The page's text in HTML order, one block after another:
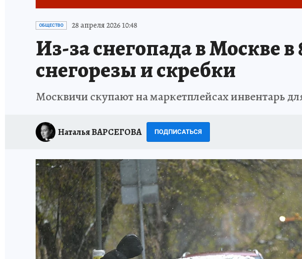
ИСПЫТАНО НА СЕБЕ
ОБЩЕСТВО 28 апреля 2026 10:48
Из-за снегопада в Москве
снегорезы и скребки
Москвичи скупают на маркетплейсах инвентарь
Наталья ВАРСЕГОВА ПОДПИСАТЬСЯ